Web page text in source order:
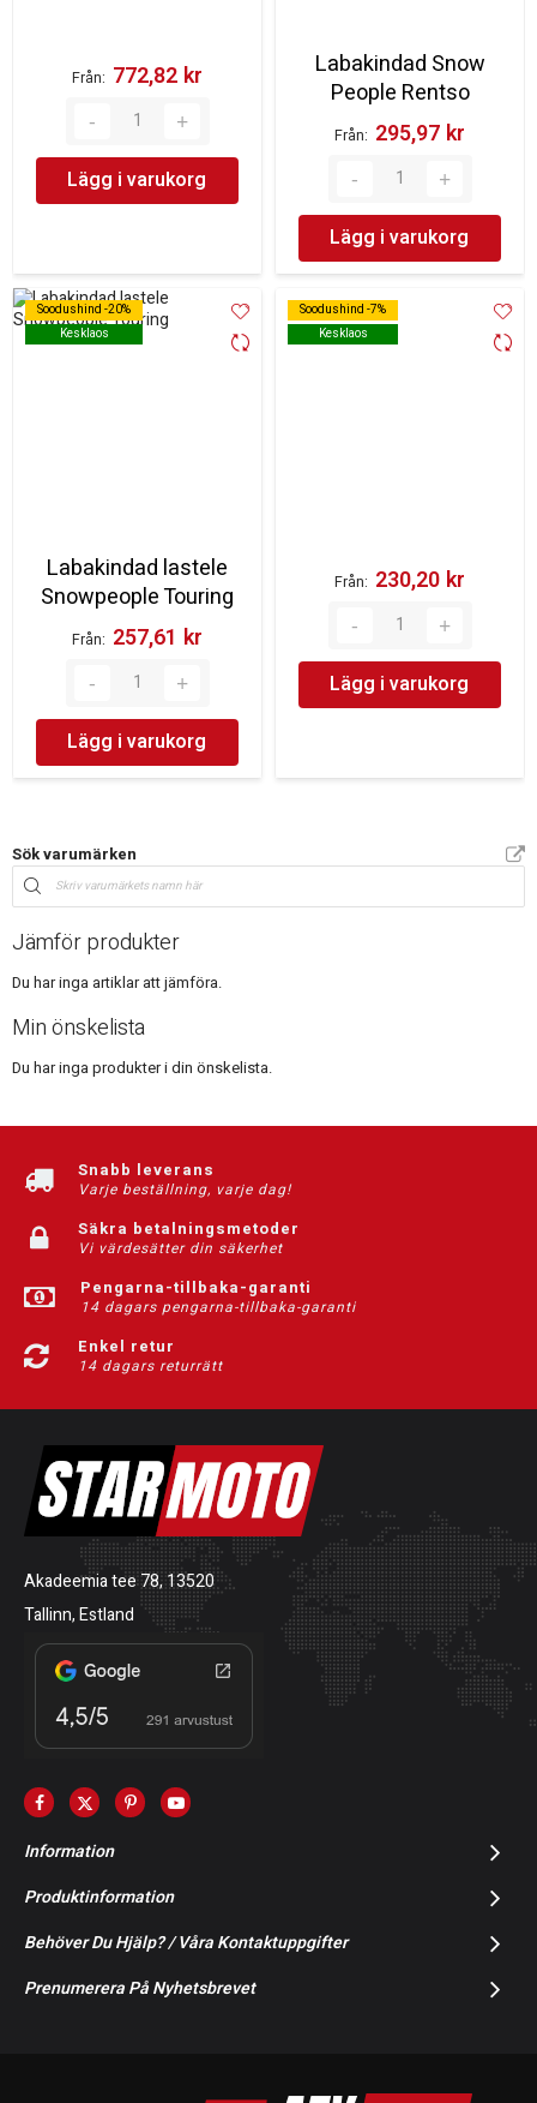
Från 772,82 kr‎
Lägg i varukorg
Labakindad Snow
People Rentso
Från 295,97 kr‎
Lägg i varukorg
Soodushind -20%
Kesklaos
Soodushind -20%
Kesklaos
Labakindad lastele
Snowpeople Touring
Från 257,61 kr‎
Lägg i varukorg
Soodushind -7%
Kesklaos
Soodushind -7%
Kesklaos
Från 230,20 kr‎
Lägg i varukorg
Sök varumärken
Jämför produkter
Du har inga artiklar att jämföra.
Min önskelista
Du har inga produkter i din önskelista.
Snabb leverans
Varje beställning, varje dag!
Säkra betalningsmetoder
Vi värdesätter din säkerhet
Pengarna-tillbaka-garanti
14 dagars pengarna-tillbaka-garanti
Enkel retur
14 dagars returrätt
Akadeemia tee 78, 13520
Tallinn, Estland
Information
Produktinformation
Behöver Du Hjälp? / Våra Kontaktuppgifter
Prenumerera På Nyhetsbrevet